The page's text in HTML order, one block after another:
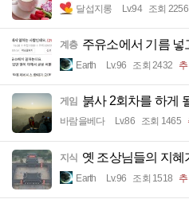
달섭지롱 Lv.94 조회 2256
계층 주유소에서 기름 넣
Earth Lv.96 조회 2432
게임 붉사 2회차를 하게
바람을베다 Lv.86 조회 1465
지식 옛 조상님들의 지혜
Earth Lv.96 조회 1518